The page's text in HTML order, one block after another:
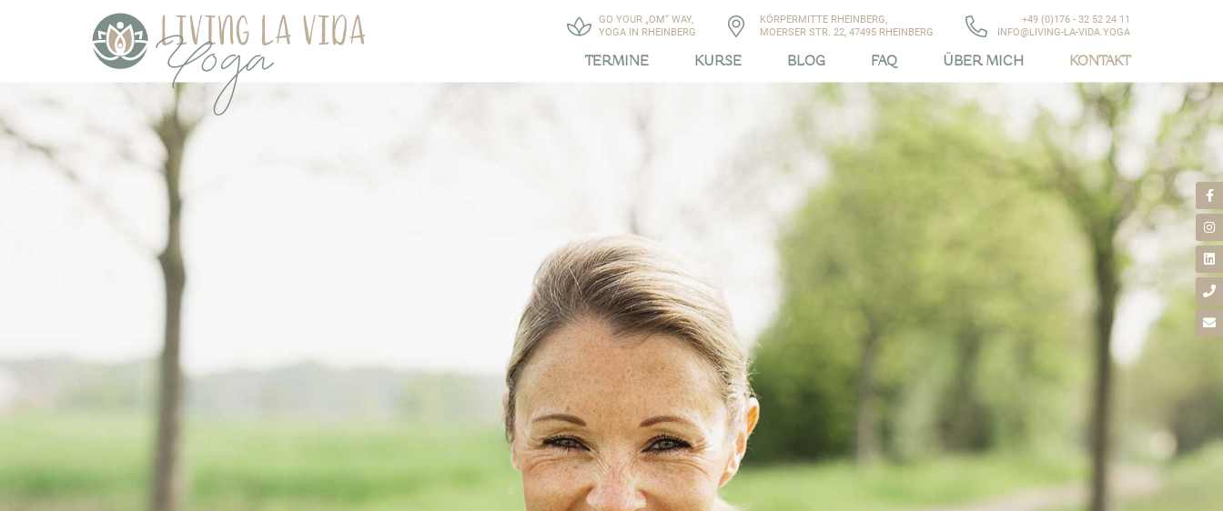
GO YOUR „OM“ WAY,
YOGA IN RHEINBERG
KÖRPERMITTE RHEINBERG,
MOERSER STR. 22, 47495 RHEINBERG
+49 (0)176 - 32 52 24 11
INFO@LIVING-LA-VIDA.YOGA
TERMINE KURSE BLOG FAQ ÜBER MICH KONTAKT